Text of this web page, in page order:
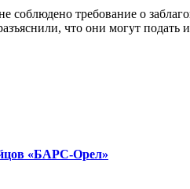
соблюдено требование о
что они могут подать
«БАРС-Орел»